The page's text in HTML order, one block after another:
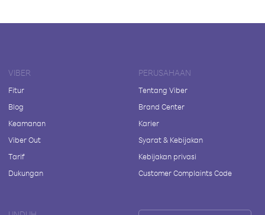
VIBER
Fitur
Blog
Keamanan
Viber Out
Tarif
Dukungan
PERUSAHAAN
Tentang Viber
Brand Center
Karier
Syarat & Kebijakan
Kebijakan privasi
Customer Complaints Code